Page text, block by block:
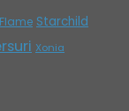
Starchild
Xonia